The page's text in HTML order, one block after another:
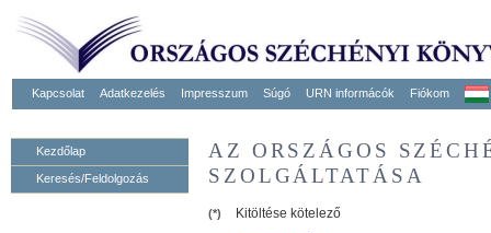
Kapcsolat Adatkezelés Impresszum Súgó URN informácók Fiókom
Kezdőlap
Keresés/Feldolgozás
AZ ORSZÁGOS
SZOLGÁLTATÁSA
(*)
Kitöltése kötelező